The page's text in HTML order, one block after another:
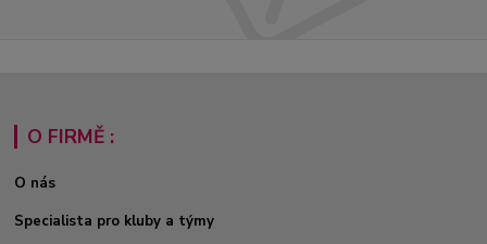
O FIRMĚ :
O nás
Specialista pro kluby a týmy